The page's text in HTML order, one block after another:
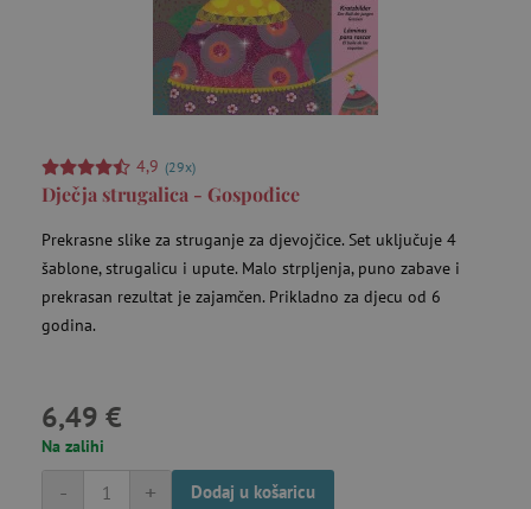
4,9 (29x)
Dječja strugalica - Gospođice
Prekrasne slike za struganje za djevojčice. Set uključuje 4
šablone, strugalicu i upute. Malo strpljenja, puno zabave i
prekrasan rezultat je zajamčen. Prikladno za djecu od 6
godina.
6,49 €
Na zalihi
+
- Dodaj u košaricu